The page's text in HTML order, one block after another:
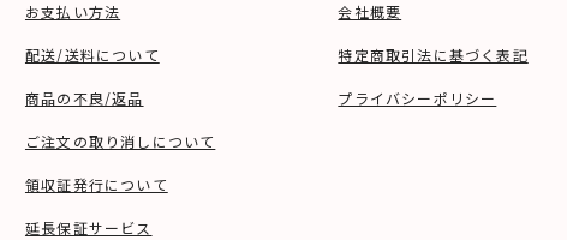
お支払い方法
配送/送料について
商品の不良/返品
ご注文の取り消しについて
領収証発行について
延長保証サービス
会社概要
特定商取引法に基づく表記
プライバシーポリシー